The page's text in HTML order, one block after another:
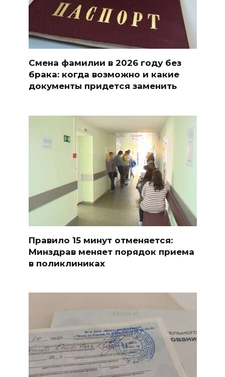
Смена фамилии в 2026 году без
брака: когда возможно и какие
документы придется заменить
Правило 15 минут отменяется:
Минздрав меняет порядок приема
в поликлиниках